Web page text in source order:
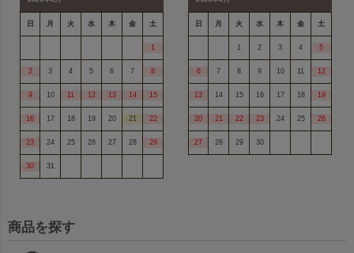
日 月 火 水 木 金 土
1
2 3 4 5 6 7 8
9 10 11 12 13 14 15
16 17 18 19 20 21 22
23 24 25 26 27 28 29
30 31
日 月 火 水 木 金 土
1 2 3 4 5
6 7 8 9 10 11 12
13 14 15 16 17 18 19
20 21 22 23 24 25 26
27 28 29 30
商品を探す